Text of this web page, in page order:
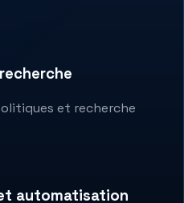
et recherche
automatisation